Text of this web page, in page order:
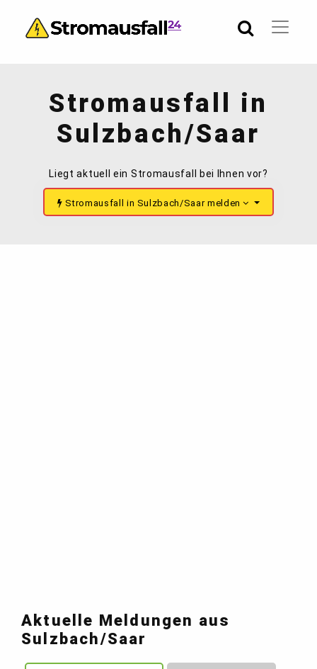
Stromausfall in
Sulzbach/Saar
Liegt aktuell ein Stromausfall bei Ihnen vor?
Stromausfall in Sulzbach/Saar melden
Aktuelle Meldungen aus
Sulzbach/Saar